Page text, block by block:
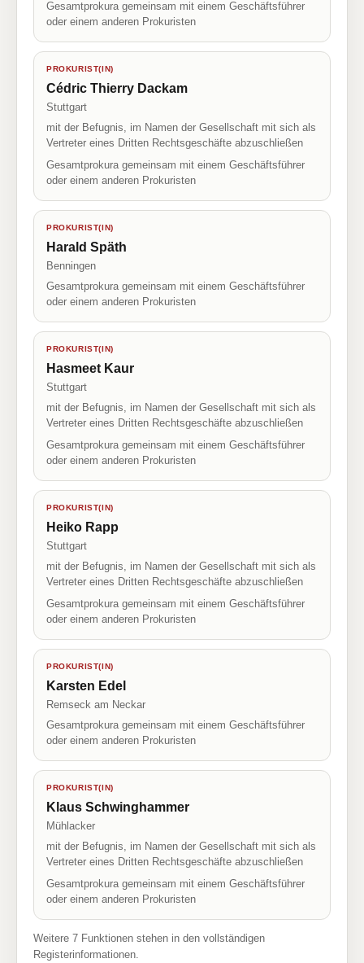
Gesamtprokura gemeinsam mit einem Geschäftsführer
oder einem anderen Prokuristen
PROKURIST(IN)
Cédric Thierry Dackam
Stuttgart
mit der Befugnis, im Namen der Gesellschaft mit sich als
Vertreter eines Dritten Rechtsgeschäfte abzuschließen
Gesamtprokura gemeinsam mit einem Geschäftsführer
oder einem anderen Prokuristen
PROKURIST(IN)
Harald Späth
Benningen
Gesamtprokura gemeinsam mit einem Geschäftsführer
oder einem anderen Prokuristen
PROKURIST(IN)
Hasmeet Kaur
Stuttgart
mit der Befugnis, im Namen der Gesellschaft mit sich als
Vertreter eines Dritten Rechtsgeschäfte abzuschließen
Gesamtprokura gemeinsam mit einem Geschäftsführer
oder einem anderen Prokuristen
PROKURIST(IN)
Heiko Rapp
Stuttgart
mit der Befugnis, im Namen der Gesellschaft mit sich als
Vertreter eines Dritten Rechtsgeschäfte abzuschließen
Gesamtprokura gemeinsam mit einem Geschäftsführer
oder einem anderen Prokuristen
PROKURIST(IN)
Karsten Edel
Remseck am Neckar
Gesamtprokura gemeinsam mit einem Geschäftsführer
oder einem anderen Prokuristen
PROKURIST(IN)
Klaus Schwinghammer
Mühlacker
mit der Befugnis, im Namen der Gesellschaft mit sich als
Vertreter eines Dritten Rechtsgeschäfte abzuschließen
Gesamtprokura gemeinsam mit einem Geschäftsführer
oder einem anderen Prokuristen
Weitere 7 Funktionen stehen in den vollständigen
Registerinformationen.